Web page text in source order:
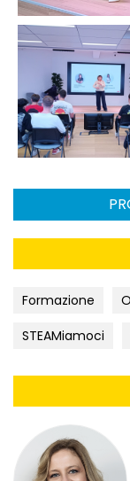
Formazione
STEAMiamoci